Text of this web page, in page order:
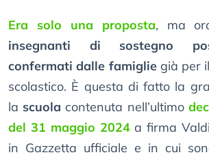
Era solo una proposta, ma
insegnanti di sostegno
confermati dalle famigliegià per
scolastico. È questa di fatto la
la scuola contenuta nell’ultimo
del 31 maggio 2024a firma
in Gazzetta ufficiale e in cui